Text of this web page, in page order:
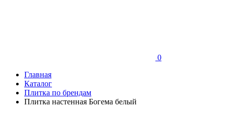
0
Главная
Каталог
Плитка по брендам
Плитка настенная Богема белый